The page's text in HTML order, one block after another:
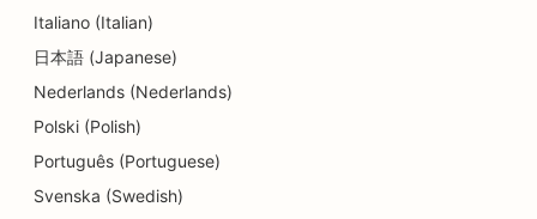
SEO для стоматологічних клінік
SEO для магазинів деталей
SEO для ресторанів
SEO для кексових магазинів
Italiano (Italian)
日本語 (Japanese)
Nederlands (Nederlands)
Polski (Polish)
Português (Portuguese)
Svenska (Swedish)